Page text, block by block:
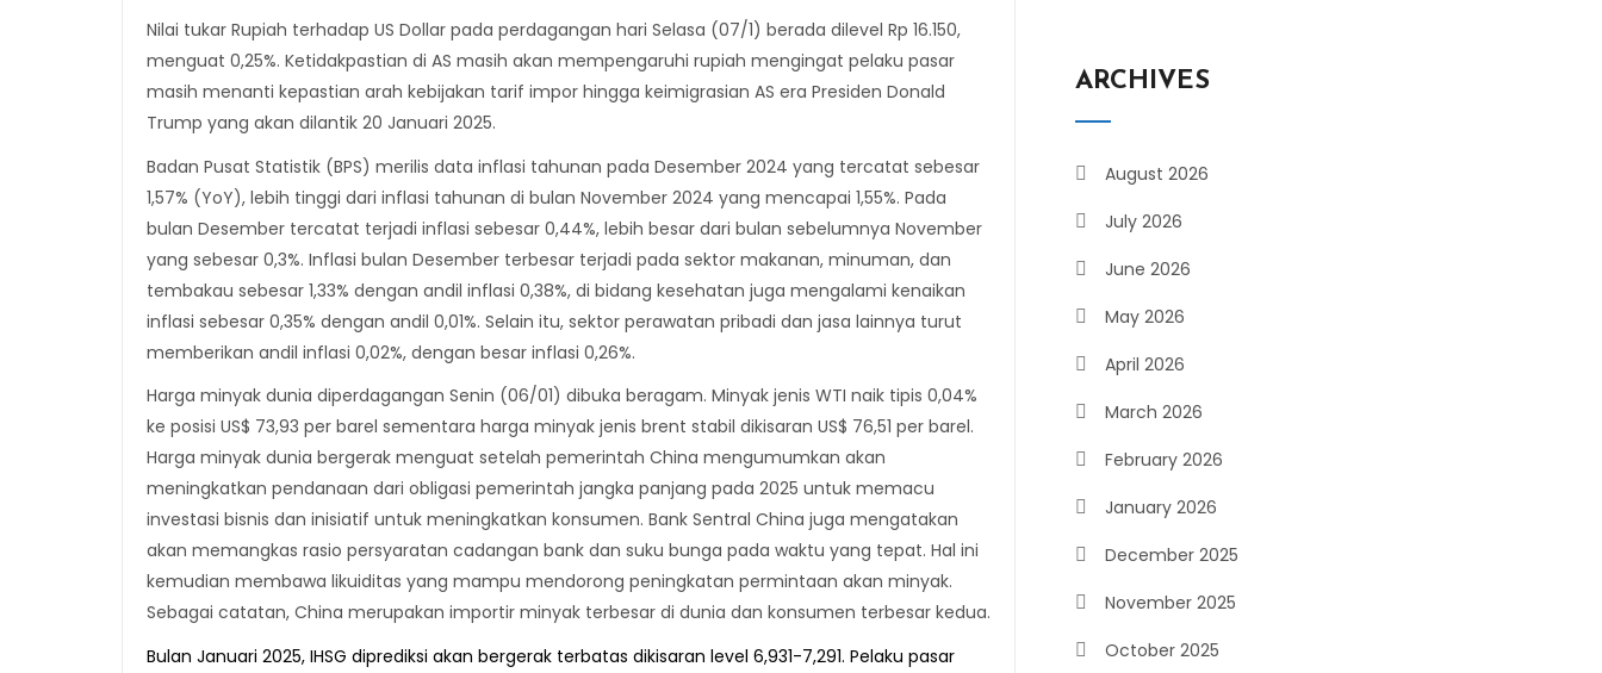
Nilai tukar Rupiah terhadap US Dollar pada perdagangan hari Selasa (07/1) berada dilevel Rp 16.150,
menguat 0,25%. Ketidakpastian di AS masih akan mempengaruhi rupiah mengingat pelaku pasar
masih menanti kepastian arah kebijakan tarif impor hingga keimigrasian AS era Presiden Donald
Trump yang akan dilantik 20 Januari 2025.
Badan Pusat Statistik (BPS) merilis data inflasi tahunan pada Desember 2024 yang tercatat sebesar
1,57% (YoY), lebih tinggi dari inflasi tahunan di bulan November 2024 yang mencapai 1,55%. Pada
bulan Desember tercatat terjadi inflasi sebesar 0,44%, lebih besar dari bulan sebelumnya November
yang sebesar 0,3%. Inflasi bulan Desember terbesar terjadi pada sektor makanan, minuman, dan
tembakau sebesar 1,33% dengan andil inflasi 0,38%, di bidang kesehatan juga mengalami kenaikan
inflasi sebesar 0,35% dengan andil 0,01%. Selain itu, sektor perawatan pribadi dan jasa lainnya turut
memberikan andil inflasi 0,02%, dengan besar inflasi 0,26%.
Harga minyak dunia diperdagangan Senin (06/01) dibuka beragam. Minyak jenis WTI naik tipis 0,04%
ke posisi US$ 73,93 per barel sementara harga minyak jenis brent stabil dikisaran US$ 76,51 per barel.
Harga minyak dunia bergerak menguat setelah pemerintah China mengumumkan akan
meningkatkan pendanaan dari obligasi pemerintah jangka panjang pada 2025 untuk memacu
investasi bisnis dan inisiatif untuk meningkatkan konsumen. Bank Sentral China juga mengatakan
akan memangkas rasio persyaratan cadangan bank dan suku bunga pada waktu yang tepat. Hal ini
kemudian membawa likuiditas yang mampu mendorong peningkatan permintaan akan minyak.
Sebagai catatan, China merupakan importir minyak terbesar di dunia dan konsumen terbesar kedua.
Bulan Januari 2025, IHSG diprediksi akan bergerak terbatas dikisaran level 6,931-7,291. Pelaku pasar
ARCHIVES
August 2026
July 2026
June 2026
May 2026
April 2026
March 2026
February 2026
January 2026
December 2025
November 2025
October 2025